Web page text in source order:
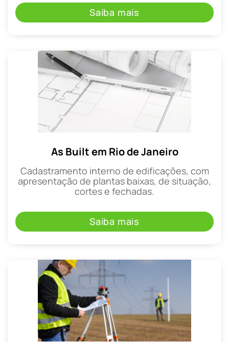
Saiba mais
As Built em Rio de Janeiro
Cadastramento interno de edificações, com
apresentação de plantas baixas, de situação,
cortes e fechadas.
Saiba mais